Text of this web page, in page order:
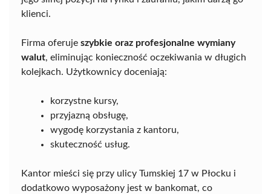
klienci.
Firma oferuje szybkie oraz profesjonalne wymiany
walut, eliminując konieczność oczekiwania w długich
kolejkach. Użytkownicy doceniają:
korzystne kursy,
przyjazną obsługę,
wygodę korzystania z kantoru,
skuteczność usług.
Kantor mieści się przy ulicy Tumskiej 17 w Płocku i
dodatkowo wyposażony jest w bankomat, co